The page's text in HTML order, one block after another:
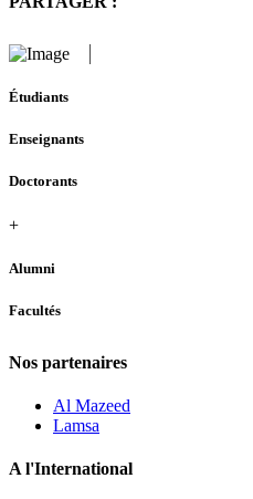
Étudiants
Enseignants
Doctorants
+
Alumni
Facultés
Nos partenaires
Al Mazeed
Lamsa
A l'International